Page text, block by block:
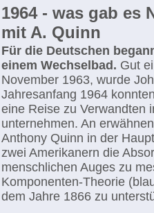
1964 - was gab es
mit A. Quinn
Für die Deutschen
einem Wechselbad. Gut
November 1963, wurde
Jahresanfang 1964
eine Reise zu Verwandten
unternehmen. An
Anthony Quinn in der
zwei Amerikanern die
menschlichen Auges zu
Komponenten-Theorie
dem Jahre 1866 zu